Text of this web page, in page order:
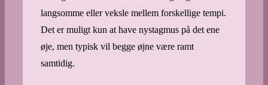
langsomme eller veksle mellem forskellige tempi.
Det er muligt kun at have nystagmus på det ene
øje, men typisk vil begge øjne være ramt
samtidig.